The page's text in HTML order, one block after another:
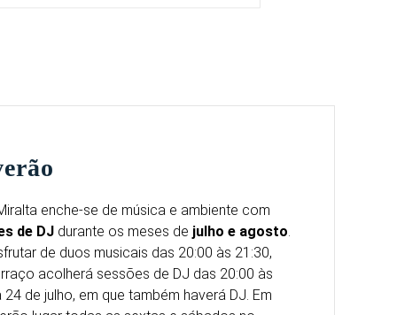
enche-se de música e ambiente com
de DJ durante os meses de julho e agosto.
de duos musicais das 20:00 às 21:30,
acolherá sessões de DJ das 20:00 às
de julho, em que também haverá DJ. Em